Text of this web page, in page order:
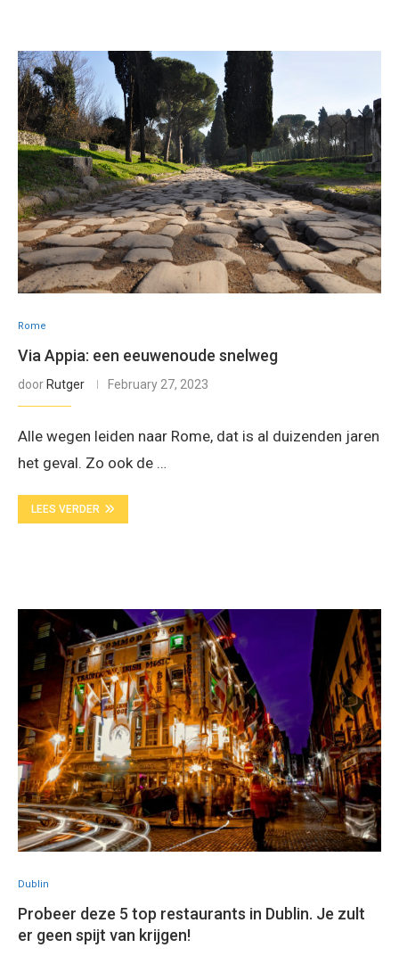
Rome
Via Appia: een eeuwenoude snelweg
door Rutger February 27, 2023
Alle wegen leiden naar Rome, dat is al duizenden jaren
het geval. Zo ook de …
LEES VERDER
Dublin
Probeer deze 5 top restaurants in Dublin. Je zult
er geen spijt van krijgen!